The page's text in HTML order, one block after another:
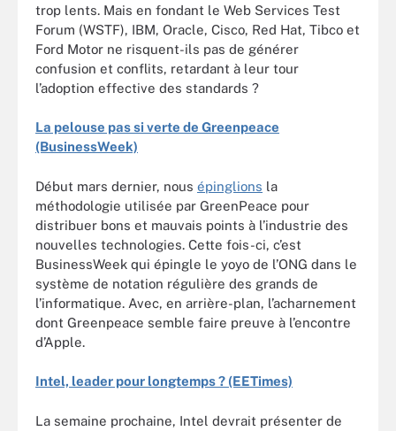
trop lents. Mais en fondant le Web Services Test
Forum (WSTF), IBM, Oracle, Cisco, Red Hat, Tibco et
Ford Motor ne risquent-ils pas de générer
confusion et conflits, retardant à leur tour
l’adoption effective des standards ?
La pelouse pas si verte de Greenpeace
(BusinessWeek)
Début mars dernier, nous épinglions la
méthodologie utilisée par GreenPeace pour
distribuer bons et mauvais points à l’industrie des
nouvelles technologies. Cette fois-ci, c’est
BusinessWeek qui épingle le yoyo de l’ONG dans le
système de notation régulière des grands de
l’informatique. Avec, en arrière-plan, l’acharnement
dont Greenpeace semble faire preuve à l’encontre
d’Apple.
Intel, leader pour longtemps ? (EETimes)
La semaine prochaine, Intel devrait présenter de